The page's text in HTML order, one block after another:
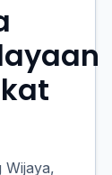
Wijaya,